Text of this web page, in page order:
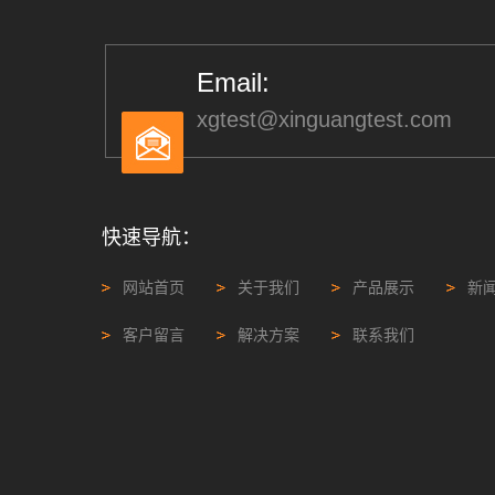
Email:
xgtest@xinguangtest.com
快速导航：
网站首页 关于我们 产品展示 新
客户留言 解决方案 联系我们